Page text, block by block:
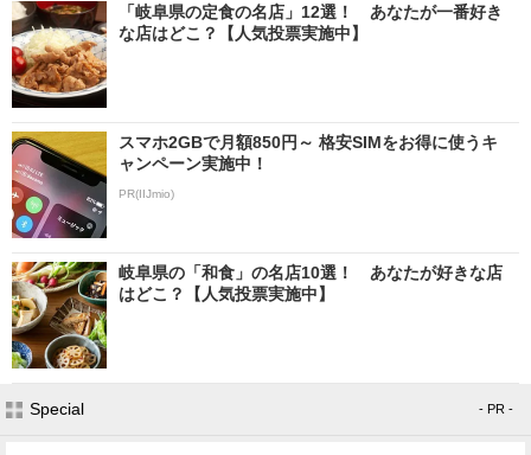
「岐阜県の定食の名店」12選！ あなたが一番好き
な店はどこ？【人気投票実施中】
スマホ2GBで月額850円～ 格安SIMをお得に使うキ
ャンペーン実施中！
PR(IIJmio)
岐阜県の「和食」の名店10選！ あなたが好きな店
はどこ？【人気投票実施中】
Special - PR -